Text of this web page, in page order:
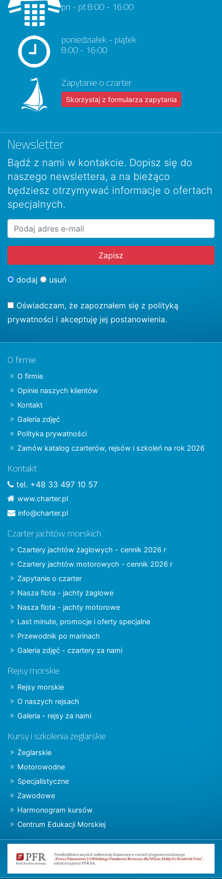
pn - pt 8:00 - 16:00
poniedziałek - piątek
8:00 - 16:00
Zapytanie o czarter
Skorzystaj z formularza zapytania
Newsletter
Bądź z nami w kontakcie. Dopisz się do
naszego newslettera, a na bieżąco
będziesz otrzymywać informacje o ofertach
specjalnych.
dodaj usuń
Oświadczam, że zapoznałem się z polityką
prywatności i akceptuję jej postanowienia.
O firmie
O firmie
Opinie naszych klientów
Kontakt
Galeria zdjęć
Polityka prywatności
Zamów katalog czarterów, rejsów i szkoleń na rok 2026
Kontakt
tel. +48 33 497 10 57
www.charter.pl
info@charter.pl
Czarter jachtów morskich
Czartery jachtów żaglowych - cennik 2026 r
Czartery jachtów motorowych - cennik 2026 r
Zapytanie o czarter
Nasza flota - jachty żaglowe
Nasza flota - jachty motorowe
Last minute, promocje i oferty specjalne
Przewodnik po marinach
Galeria zdjęć - czartery za nami
Rejsy morskie
Rejsy morskie
O naszych rejsach
Galeria - rejsy za nami
Kursy i szkolenia żeglarskie
Żeglarskie
Motorowodne
Specjalistyczne
Zawodowe
Harmonogram kursów
Centrum Edukacji Morskiej